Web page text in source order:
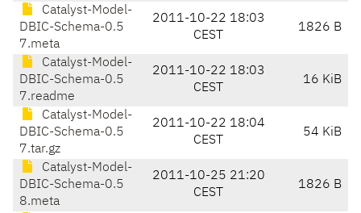
Catalyst-Model-
DBIC-Schema-0.5
7.meta
2011-10-22 18:03
CEST
1826 B
Catalyst-Model-
DBIC-Schema-0.5
7.readme
2011-10-22 18:03
CEST
16 KiB
Catalyst-Model-
DBIC-Schema-0.5
7.tar.gz
2011-10-22 18:04
CEST
54 KiB
Catalyst-Model-
DBIC-Schema-0.5
8.meta
2011-10-25 21:20
CEST
1826 B